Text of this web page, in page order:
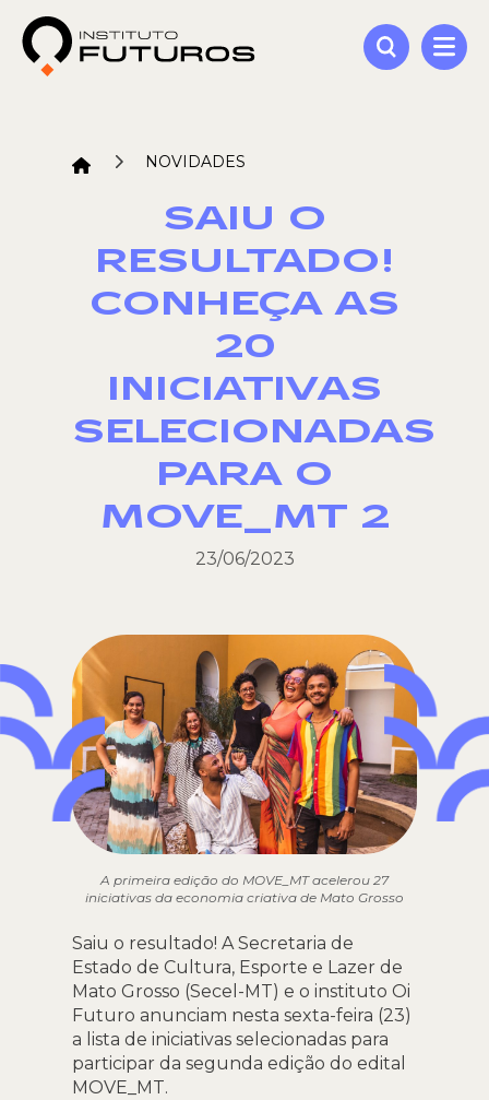
NOVIDADES
SAIU O
RESULTADO!
CONHEÇA AS
20
INICIATIVAS
SELECIONADAS
PARA O
MOVE_MT 2
23/06/2023
A primeira edição do MOVE_MT acelerou 27
iniciativas da economia criativa de Mato Grosso
Saiu o resultado! A Secretaria de
Estado de Cultura, Esporte e Lazer de
Mato Grosso (Secel-MT) e o instituto Oi
Futuro anunciam nesta sexta-feira (23)
a lista de iniciativas selecionadas para
participar da segunda edição do edital
MOVE_MT.